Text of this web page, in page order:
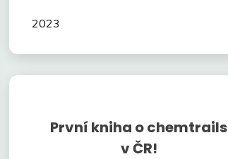
2023
První kniha o chemtrails
v ČR!